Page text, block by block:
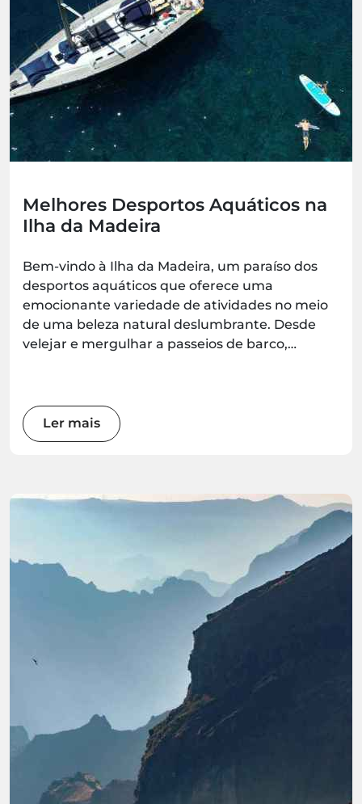
Melhores Desportos Aquáticos na
Ilha da Madeira
Bem-vindo à Ilha da Madeira, um paraíso dos
desportos aquáticos que oferece uma
emocionante variedade de atividades no meio
de uma beleza natural deslumbrante. Desde
velejar e mergulhar a passeios de barco,
esperando por todos os entusiastas da água.
Prepare-se para mergulhar nas maravilhas
desta jóia do Atlântico enquanto exploramos os
Ler mais